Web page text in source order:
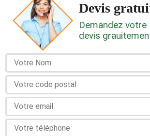
Devis
Demandez votre
devis